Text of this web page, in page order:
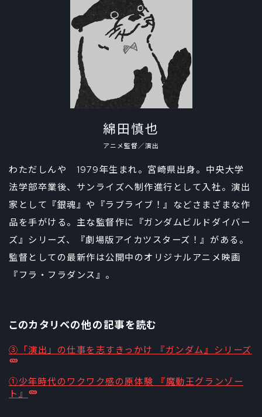
綿田慎也
アニメ監督／演出
わただしんや 1979年生まれ。宮崎県出身。中央大学
法学部卒業後、サンライズへ制作進行として入社。演出
家として『銀魂』や『ラブライブ！』などさまざまな作
品を手がける。主な監督作に『ガンダムビルドダイバー
ズ』シリーズ、『劇場版アイカツスターズ！』がある。
監督としての最新作は公開中のオリジナルアニメ映画
『フラ・フラダンス』。
このカタリベの他の記事を読む
③「演出」の仕事を志すきっかけ 『ガンダム』シリーズ
①少年時代のワクワク感の原体験 『魔動王グランゾー
ト』